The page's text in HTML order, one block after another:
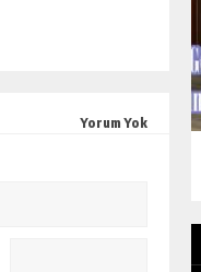
Yorum Yok